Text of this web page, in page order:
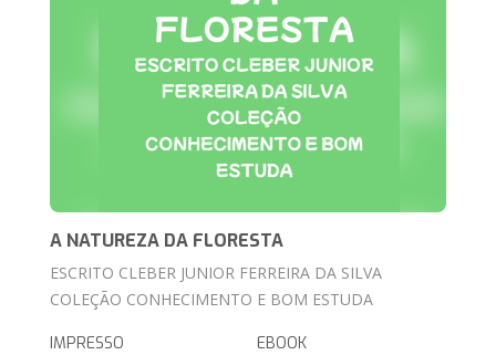
A NATUREZA DA FLORESTA
ESCRITO CLEBER JUNIOR FERREIRA DA SILVA
COLEÇÃO CONHECIMENTO E BOM ESTUDA
IMPRESSO EBOOK